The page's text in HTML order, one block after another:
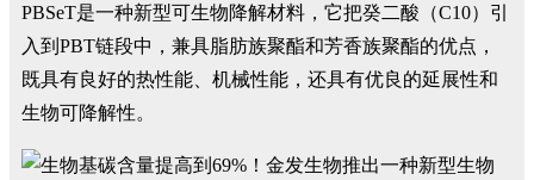
PBSeT是一种新型可生物降解材料，它把癸二酸（C10）引
入到PBT链段中，兼具脂肪族聚酯和芳香族聚酯的优点，
既具有良好的热性能、机械性能，还具有优良的延展性和
生物可降解性。